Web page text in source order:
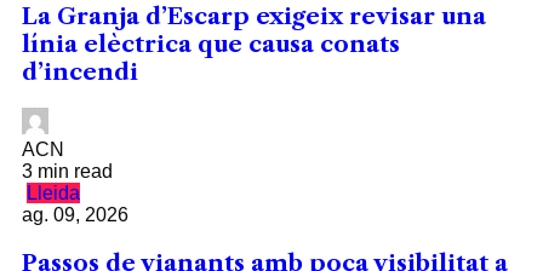
La Granja d’Escarp exigeix revisar una
línia elèctrica que causa conats
d’incendi
ACN
3 min read
Lleida
ag. 09, 2026
Passos de vianants amb poca visibilitat a